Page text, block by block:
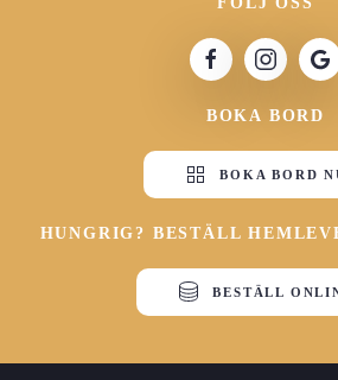
BOKA BORD
BOKA BORD
HUNGRIG? BESTÄLL
BESTÄLL